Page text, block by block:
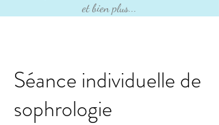
et bien plus...
Séance individuelle de
sophrologie